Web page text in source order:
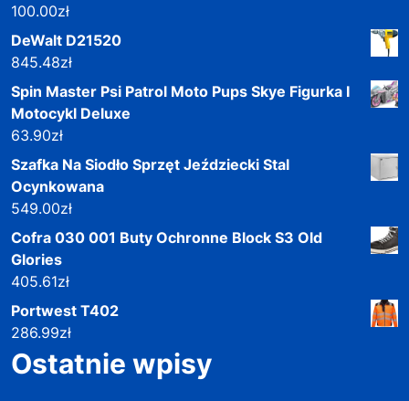
100.00zł
DeWalt D21520
845.48zł
Spin Master Psi Patrol Moto Pups Skye Figurka I
Motocykl Deluxe
63.90zł
Szafka Na Siodło Sprzęt Jeździecki Stal
Ocynkowana
549.00zł
Cofra 030 001 Buty Ochronne Block S3 Old
Glories
405.61zł
Portwest T402
286.99zł
Ostatnie wpisy